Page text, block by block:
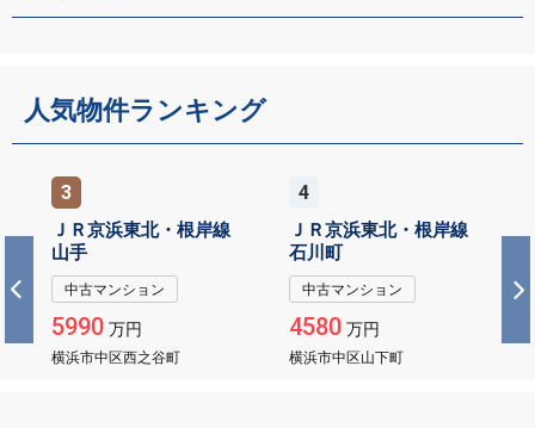
人気物件ランキング
3
ＪＲ京浜東北・根岸線
山手
中古マンション
5990万円
横浜市中区西之谷町
4
ＪＲ京浜東北・根岸線
石川町
中古マンション
4580万円
横浜市中区山下町